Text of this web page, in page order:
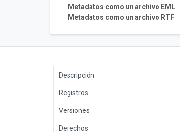
Metadatos como un archivo EML
Metadatos como un archivo RTF
Descripción
Registros
Versiones
Derechos